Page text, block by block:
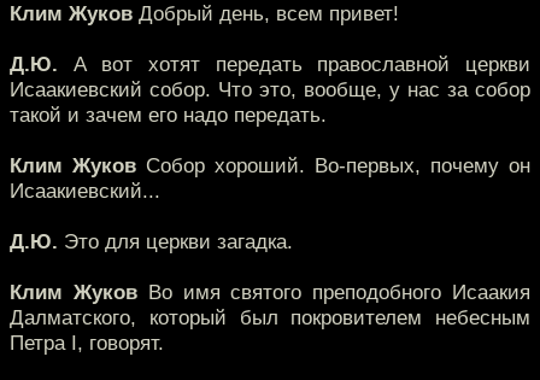
Клим Жуков Добрый день, всем привет!
Д.Ю. А вот хотят передать православной церкви
Исаакиевский собор. Что это, вообще, у нас за собор
такой и зачем его надо передать.
Клим Жуков Собор хороший. Во-первых, почему он
Исаакиевский...
Д.Ю. Это для церкви загадка.
Клим ЖуковВо имя святого преподобного Исаакия
Далматского, который был покровителем небесным
Петра I, говорят.